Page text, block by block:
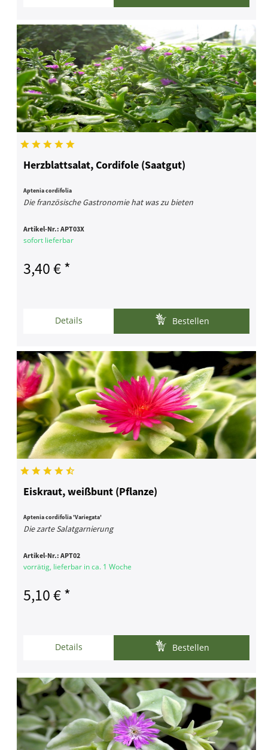
Herzblattsalat, Cordifole (Saatgut)
Aptenia cordifolia
Die französische Gastronomie hat was zu bieten
Artikel-Nr.:APT03X
sofort lieferbar
3,40 € *
Details Bestellen
Eiskraut, weißbunt (Pflanze)
Aptenia cordifolia 'Variegata'
Die zarte Salatgarnierung
Artikel-Nr.:APT02
vorrätig, lieferbar in ca. 1 Woche
5,10 € *
Details Bestellen